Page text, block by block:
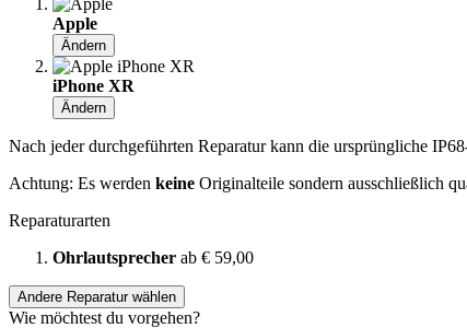
Apple
Ändern
iPhone XR
Ändern
Nach jeder durchgeführten Reparatur kann die ursprüngliche
Achtung: Es werden keine Originalteile sondern ausschließlich
Reparaturarten
Ohrlautsprecher ab € 59,00
Andere Reparatur wählen
Wie möchtest du vorgehen?